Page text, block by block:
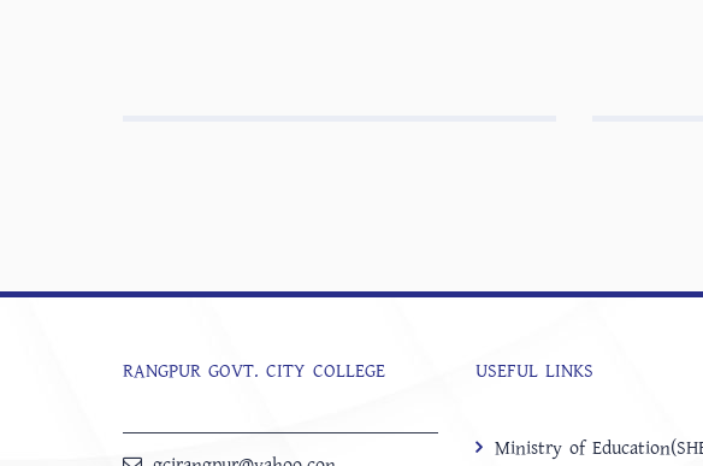
RANGPUR GOVT. CITY COLLEGE USEFUL LINKS
Ministry of